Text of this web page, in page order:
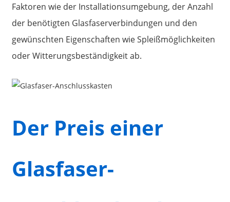
Faktoren wie der Installationsumgebung, der Anzahl
der benötigten Glasfaserverbindungen und den
gewünschten Eigenschaften wie Spleißmöglichkeiten
oder Witterungsbeständigkeit ab.
Der Preis einer
Glasfaser-